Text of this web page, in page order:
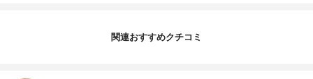
関連おすすめクチコミ